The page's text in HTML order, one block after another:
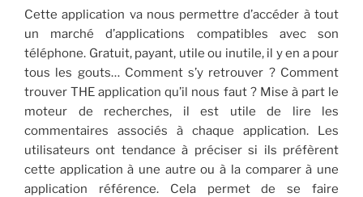
Cette application va nous permettre d’accéder à tout
un marché d’applications compatibles avec son
téléphone. Gratuit, payant, utile ou inutile, il y en a pour
tous les gouts… Comment s’y retrouver ? Comment
trouver THE application qu’il nous faut ? Mise à part le
moteur de recherches, il est utile de lire les
commentaires associés à chaque application. Les
utilisateurs ont tendance à préciser si ils préfèrent
cette application à une autre ou à la comparer à une
application référence. Cela permet de se faire